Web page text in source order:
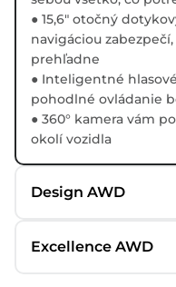
● 15,6" otočný
navigáciou
prehľadne
● Inteligentné
pohodlné ovládanie
● 360° kamera vám
okolí vozidla
Design AWD
Excellence AWD